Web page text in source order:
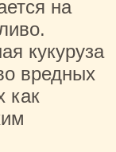
на
кукуруза
вредных
как